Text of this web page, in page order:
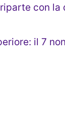
con la
il 7